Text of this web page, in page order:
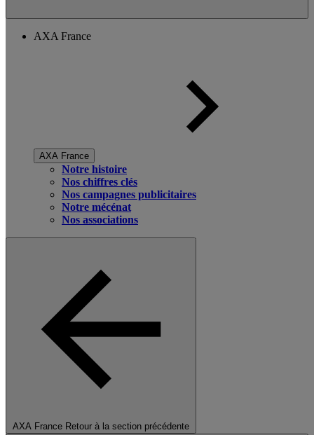
AXA France
AXA France
Notre histoire
Nos chiffres clés
Nos campagnes publicitaires
Notre mécénat
Nos associations
AXA France Retour à la section précédente